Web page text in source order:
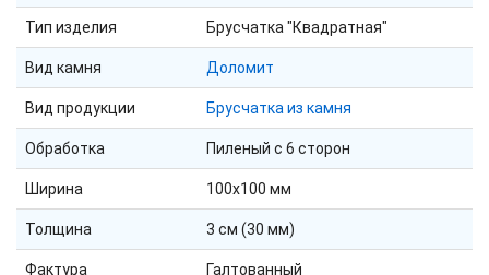
Тип изделия Брусчатка "Квадратная"
Вид камня Доломит
Вид продукции Брусчатка из камня
Обработка Пиленый с 6 сторон
Ширина 100х100 мм
Толщина 3 см (30 мм)
Фактура Галтованный